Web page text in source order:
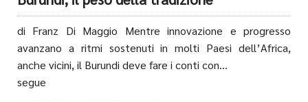
di Franz Di Maggio Mentre innovazione e progresso
avanzano a ritmi sostenuti in molti Paesi dell’Africa,
anche vicini, il Burundi deve fare i conti con...
segue